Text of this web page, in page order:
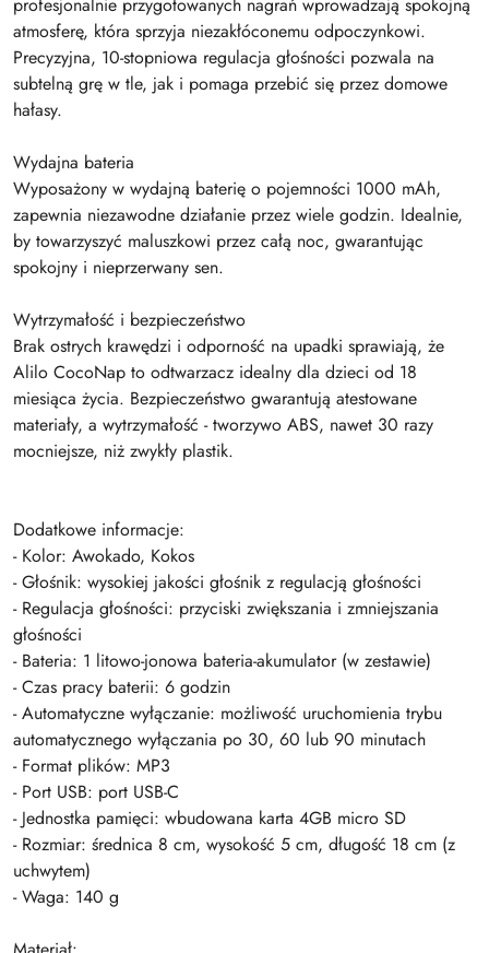
atmosferę, która sprzyja niezakłóconemu odpoczynkowi.
Precyzyjna, 10-stopniowa regulacja głośności pozwala na
subtelną grę w tle, jak i pomaga przebić się przez domowe
hałasy.
Wydajna bateria
Wyposażony w wydajną baterię o pojemności 1000 mAh,
zapewnia niezawodne działanie przez wiele godzin. Idealnie,
by towarzyszyć maluszkowi przez całą noc, gwarantując
spokojny i nieprzerwany sen.
Wytrzymałość i bezpieczeństwo
Brak ostrych krawędzi i odporność na upadki sprawiają, że
Alilo CocoNap to odtwarzacz idealny dla dzieci od 18
miesiąca życia. Bezpieczeństwo gwarantują atestowane
materiały, a wytrzymałość - tworzywo ABS, nawet 30 razy
mocniejsze, niż zwykły plastik.
Dodatkowe informacje:
- Kolor: Awokado, Kokos
- Głośnik: wysokiej jakości głośnik z regulacją głośności
- Regulacja głośności: przyciski zwiększania i zmniejszania
głośności
- Bateria: 1 litowo-jonowa bateria-akumulator (w zestawie)
- Czas pracy baterii: 6 godzin
- Automatyczne wyłączanie: możliwość uruchomienia trybu
automatycznego wyłączania po 30, 60 lub 90 minutach
- Format plików: MP3
- Port USB: port USB-C
- Jednostka pamięci: wbudowana karta 4GB micro SD
- Rozmiar: średnica 8 cm, wysokość 5 cm, długość 18 cm (z
uchwytem)
- Waga: 140 g